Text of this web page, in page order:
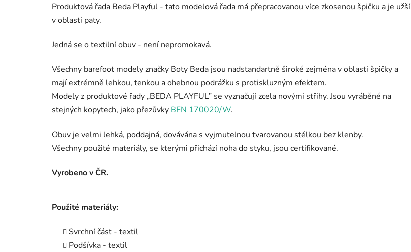
Produktová řada Beda Playful - tato modelová řada má přepracovanou více zkosenou špičku a je užší
v oblasti paty.
Jedná se o textilní obuv - není nepromokavá.
Všechny barefoot modely značky Boty Beda jsou nadstandartně široké zejména v oblasti špičky a
mají extrémně lehkou, tenkou a ohebnou podrážku s protiskluzným efektem.
Modely z produktové řady „BEDA PLAYFUL” se vyznačují zcela novými střihy. Jsou vyráběné na
stejných kopytech, jako přezůvky BFN 170020/W.
Obuv je velmi lehká, poddajná, dovávána s vyjmutelnou tvarovanou stélkou bez klenby.
Všechny použité materiály, se kterými přichází noha do styku, jsou certifikované.
Vyrobeno v ČR.
Použité materiály:
Svrchní část - textil
Podšívka - textil